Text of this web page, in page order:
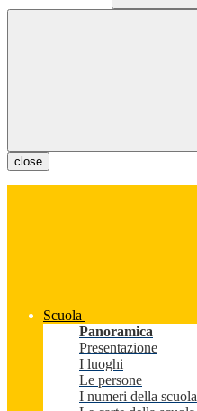
close
Scuola
Panoramica
Presentazione
I luoghi
Le persone
I numeri della scuola